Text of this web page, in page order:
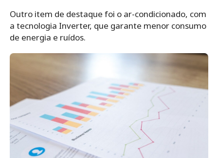
Outro item de destaque foi o ar-condicionado, com
a tecnologia Inverter, que garante menor consumo
de energia e ruídos.